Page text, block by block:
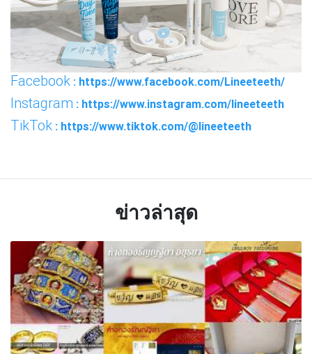
Facebook : https://www.facebook.com/Lineeteeth/
Instagram : https://www.instagram.com/lineeteeth
TikTok : https://www.tiktok.com/@lineeteeth
ข่าวล่าสุด